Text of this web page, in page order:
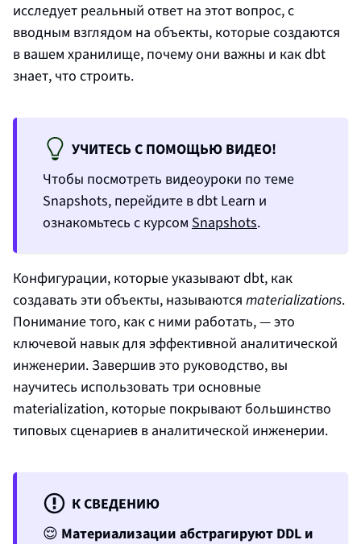
исследует реальный ответ на этот вопрос, с
вводным взглядом на объекты, которые создаются
в вашем хранилище, почему они важны и как dbt
знает, что строить.
УЧИТЕСЬ С ПОМОЩЬЮ ВИДЕО!
Чтобы посмотреть видеоуроки по теме
Snapshots, перейдите в dbt Learn и
ознакомьтесь с курсом Snapshots.
Конфигурации, которые указывают dbt, как
создавать эти объекты, называются materializations.
Понимание того, как с ними работать, — это
ключевой навык для эффективной аналитической
инженерии. Завершив это руководство, вы
научитесь использовать три основные
materialization, которые покрывают большинство
типовых сценариев в аналитической инженерии.
К СВЕДЕНИЮ
😌 Материализации абстрагируют DDL и